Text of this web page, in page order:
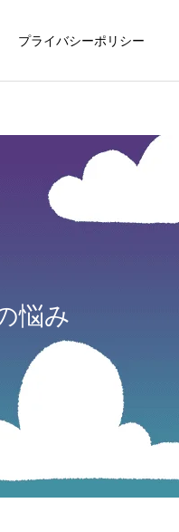
プライバシーポリシー
グラフィックデザイン
ナレーション制作
悩み